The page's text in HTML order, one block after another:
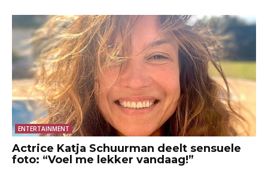
ENTERTAINMENT
Actrice Katja Schuurman deelt sensuele
foto: “Voel me lekker vandaag!”